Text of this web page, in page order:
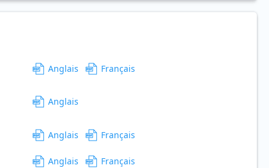
Anglais Français
Anglais
Anglais Français
Anglais Français